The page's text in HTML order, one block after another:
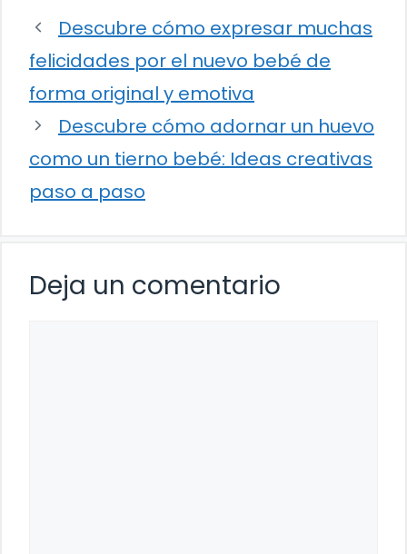
Descubre cómo expresar muchas
felicidades por el nuevo bebé de
forma original y emotiva
Descubre cómo adornar un huevo
como un tierno bebé: Ideas creativas
paso a paso
Deja un comentario